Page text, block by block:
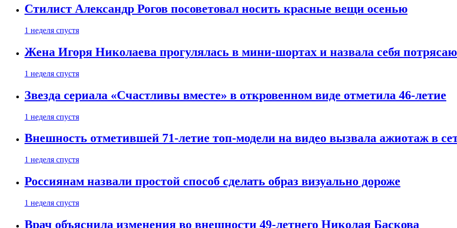
Стилист Александр Рогов посоветовал носить красные вещи осенью
1 неделя спустя
Жена Игоря Николаева прогулялась в мини-шортах и назвала себя
1 неделя спустя
Звезда сериала «Счастливы вместе» в откровенном виде отметила 46-летие
1 неделя спустя
Внешность отметившей 71-летие топ-модели на видео вызвала ажиотаж в
1 неделя спустя
Россиянам назвали простой способ сделать образ визуально дороже
1 неделя спустя
Врач объяснила изменения во внешности 49-летнего Николая Баскова